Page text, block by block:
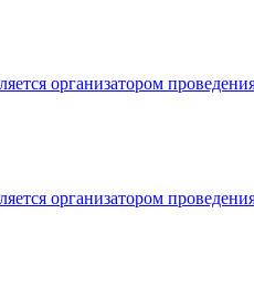
организатором
организатором